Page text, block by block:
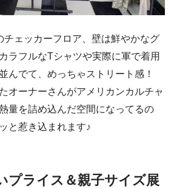
チェッカーフロア、壁は鮮やかなグ
ラフルなTシャツや実際に軍で着用
んでて、めっちゃストリート感！
オーナーさんがアメリカンカルチャ
量を詰め込んだ空間になってるの
と惹き込まれます♪
プライス＆親子サイズ展